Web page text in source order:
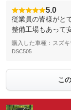
5.0
従業員の皆様がと
整備工場もあって
購入した車種：スズキ
DSC505
こ